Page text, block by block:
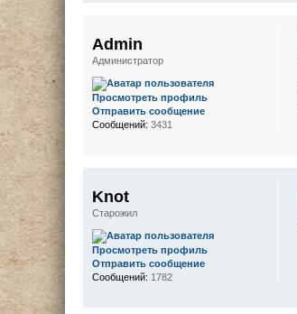
Admin
Администратор
Просмотреть профиль
Отправить сообщение
Сообщений: 3431
Knot
Старожил
Просмотреть профиль
Отправить сообщение
Сообщений: 1782